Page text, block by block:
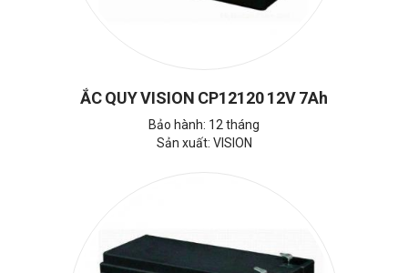
ẮC QUY VISION CP12120 12V 7Ah
Bảo hành: 12 tháng
Sản xuất: VISION